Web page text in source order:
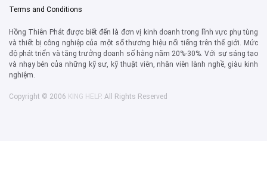
Terms and Conditions
Hồng Thiên Phát được biết đến là đơn vị kinh doanh trong lĩnh vực phụ tùng
và thiết bị công nghiệp của một số thương hiệu nổi tiếng trên thế giới. Mức
độ phát triển và tăng trưởng doanh số hằng năm 20%-30%. Với sự sáng tạo
và nhạy bén của những kỹ sư, kỹ thuật viên, nhân viên lành nghề, giàu kinh
nghiệm.
Copyright © 2006 KING HELP. All Rights Reserved